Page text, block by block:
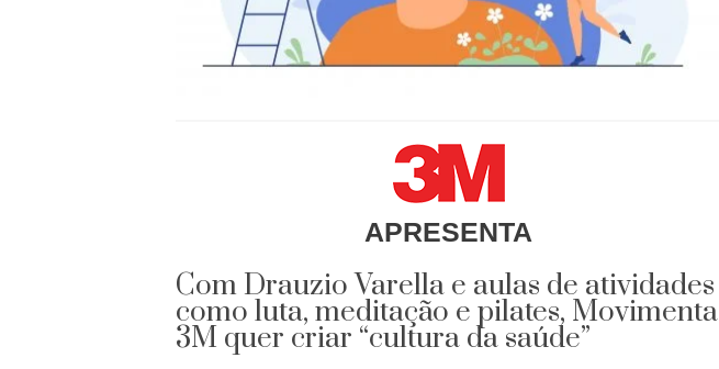
APRESENTA
Com Drauzio Varella e aulas de atividades
como luta, meditação e pilates, Movimenta
3M quer criar “cultura da saúde”